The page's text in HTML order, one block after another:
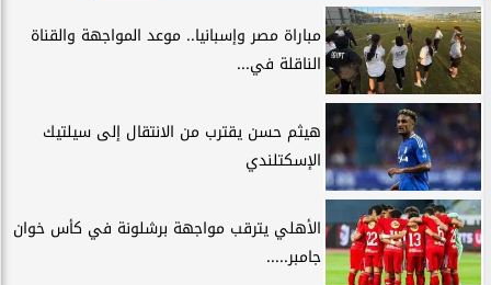
مباراة مصر وإسبانيا.. موعد المواجهة والقناة
الناقلة في...
هيثم حسن يقترب من الانتقال إلى سيلتيك
الإسكتلندي
الأهلي يترقب مواجهة برشلونة في كأس خوان
جامبر.....